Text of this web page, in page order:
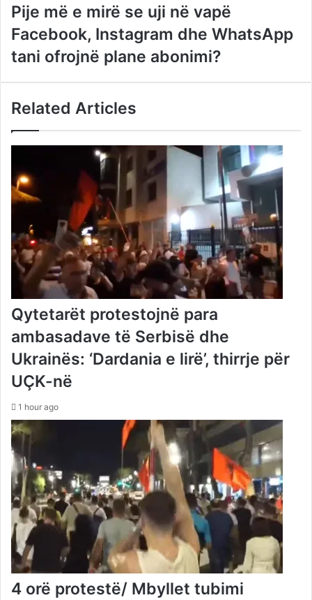
Pije më e mirë se uji në vapë
Facebook, Instagram dhe WhatsApp
tani ofrojnë plane abonimi?
Related Articles
Qytetarët protestojnë para
ambasadave të Serbisë dhe
Ukrainës: ‘Dardania e lirë’, thirrje për
UÇK-në
1 hour ago
4 orë protestë/ Mbyllet tubimi